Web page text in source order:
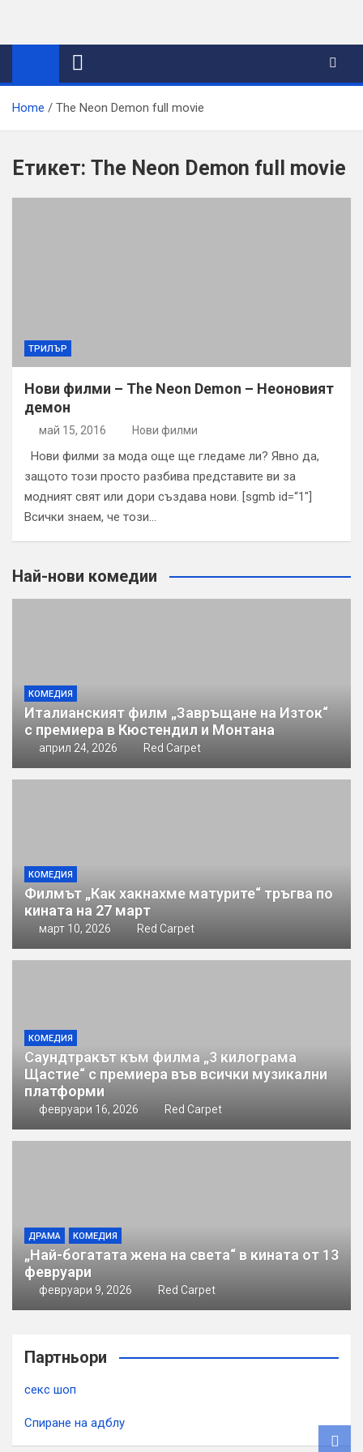
content
Home The Neon Demon full movie
Етикет: The Neon Demon full movie
ТРИЛЪР
Нови филми – The Neon Demon – Неоновият
демон
май 15, 2016 Нови филми
Нови филми за мода още ще гледаме ли? Явно да,
защото този просто разбива представите ви за
модният свят или дори създава нови. [sgmb id=“1″]
Всички знаем, че този…
Най-нови комедии
КОМЕДИЯ
Италианският филм „Завръщане на Изток“
с премиера в Кюстендил и Монтана
април 24, 2026 Red Carpet
КОМЕДИЯ
Филмът „Как хакнахме матурите“ тръгва по
кината на 27 март
март 10, 2026 Red Carpet
КОМЕДИЯ
Саундтракът към филма „3 килограма
Щастие“ с премиера във всички музикални
платформи
февруари 16, 2026 Red Carpet
ДРАМА КОМЕДИЯ
„Най-богатата жена на света“ в кината от 13
февруари
февруари 9, 2026 Red Carpet
Партньори
секс шоп
Спиране на адблу